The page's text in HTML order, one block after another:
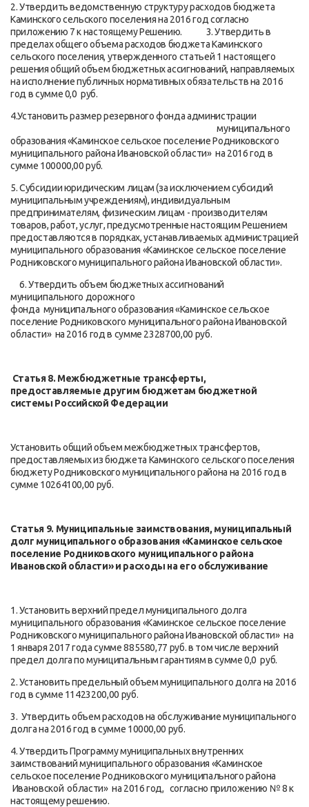
2. Утвердить ведомственную структуру расходов бюджета
Каминского сельского поселения на 2016 год согласно
приложению 7 к настоящему Решению. 3. Утвердить в
пределах общего объема расходов бюджета Каминского
сельского поселения, утвержденного статьей 1 настоящего
решения общий объем бюджетных ассигнований, направляемых
на исполнение публичных нормативных обязательств на 2016
год в сумме 0,0 руб.
4.Установить размер резервного фонда администрации
муниципального
образования «Каминское сельское поселение Родниковского
муниципального района Ивановской области» на 2016 год в
сумме 100000,00 руб.
5. Субсидии юридическим лицам (за исключением субсидий
муниципальным учреждениям), индивидуальным
предпринимателям, физическим лицам - производителям
товаров, работ, услуг, предусмотренные настоящим Решением
предоставляются в порядках, устанавливаемых администрацией
муниципального образования «Каминское сельское поселение
Родниковского муниципального района Ивановской области».
6. Утвердить объем бюджетных ассигнований
муниципального дорожного
фонда муниципального образования «Каминское сельское
поселение Родниковского муниципального района Ивановской
области» на 2016 год в сумме 2328700,00 руб.
Статья 8. Межбюджетные трансферты,
предоставляемые другим бюджетам бюджетной
системы Российской Федерации
Установить общий объем межбюджетных трансфертов,
предоставляемых из бюджета Каминского сельского поселения
бюджету Родниковского муниципального района на 2016 год в
сумме 10264100,00 руб.
Статья 9. Муниципальные заимствования, муниципальный
долг муниципального образования «Каминское сельское
поселение Родниковского муниципального района
Ивановской области» и расходы на его обслуживание
1. Установить верхний предел муниципального долга
муниципального образования «Каминское сельское поселение
Родниковского муниципального района Ивановской области» на
1 января 2017 года сумме 885580,77 руб. в том числе верхний
предел долга по муниципальным гарантиям в сумме 0,0 руб.
2. Установить предельный объем муниципального долга на 2016
год в сумме 11423200,00 руб.
3. Утвердить объем расходов на обслуживание муниципального
долга на 2016 год в сумме 10000,00 руб.
4. Утвердить Программу муниципальных внутренних
заимствований муниципального образования «Каминское
сельское поселение Родниковского муниципального района
Ивановской области» на 2016 год, согласно приложению № 8 к
настоящему решению.